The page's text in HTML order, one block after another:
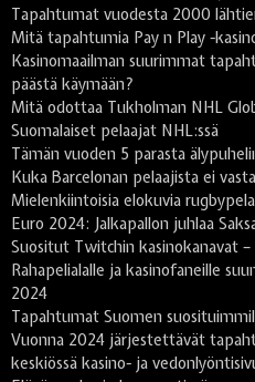
Tapahtumat vuodesta 2000
Mitä tapahtumia Pay n Play -
Kasinomaailman suurimmat
päästä käymään?
Mitä odottaa Tukholman NHL
Suomalaiset pelaajat NHL:ssä
Tämän vuoden 5 parasta
Kuka Barcelonan pelaajista ei
Mielenkiintoisia elokuvia
Euro 2024: Jalkapallon juhlaa
Suositut Twitchin kasinokanavat
Rahapelialalle ja kasinofaneille
2024
Tapahtumat Suomen
Vuonna 2024 järjestettävät
keskiössä kasino- ja